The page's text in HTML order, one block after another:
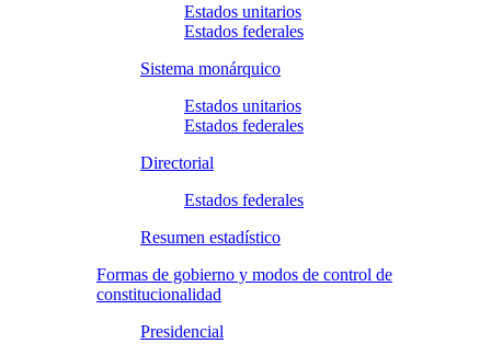
Estados unitarios
Estados federales
Sistema monárquico
Estados unitarios
Estados federales
Directorial
Estados federales
Resumen estadístico
Formas de gobierno y modos de control de
constitucionalidad
Presidencial